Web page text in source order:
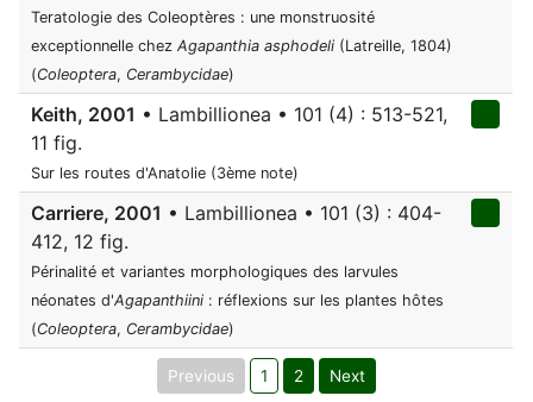
Teratologie des Coleoptères : une monstruosité
exceptionnelle chez Agapanthia asphodeli (Latreille, 1804)
(Coleoptera, Cerambycidae)
Keith, 2001 • Lambillionea • 101 (4) : 513-521,
11 fig.
Sur les routes d'Anatolie (3ème note)
Carriere, 2001 • Lambillionea • 101 (3) : 404-
412, 12 fig.
Périnalité et variantes morphologiques des larvules
néonates d'Agapanthiini : réflexions sur les plantes hôtes
(Coleoptera, Cerambycidae)
Previous 1 2 Next